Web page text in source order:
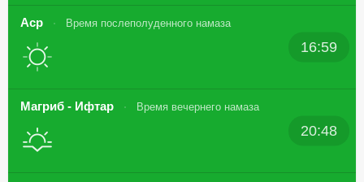
Аср Время послеполуденного намаза
16:59
Магриб - Ифтар Время вечернего намаза
20:48